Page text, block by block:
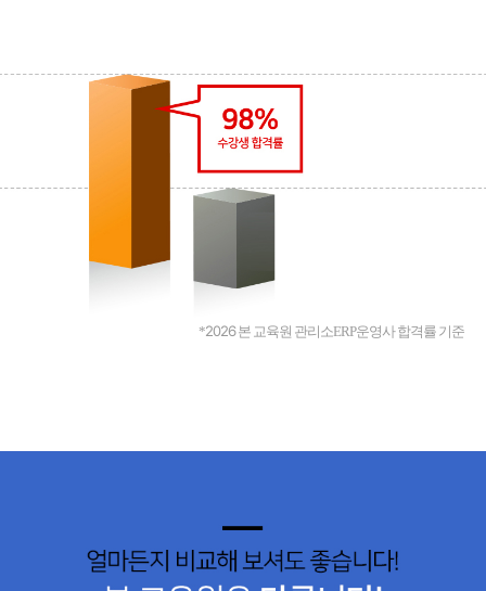
*2026본 교육원 관리소ERP운영사 합격률 기준